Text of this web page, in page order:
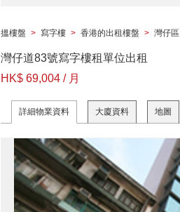
搵樓盤 > 寫字樓 > 香港的出租樓盤 > 灣仔區
灣仔道83號寫字樓租單位出租
HK$ 69,004 / 月
詳細物業資料 大廈資料 地圖